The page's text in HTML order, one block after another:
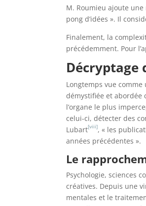
M. Roumieu ajoute
pong d’idées ». Il
Finalement, la
précédemment. Pour
Décryptage
Longtemps vue
démystifiée et
l’organe le plus
celui-ci, détecter des
Lubart[viii], « les
années précédentes ».
Le
Psychologie, sciences
créatives. Depuis une
mentales et le